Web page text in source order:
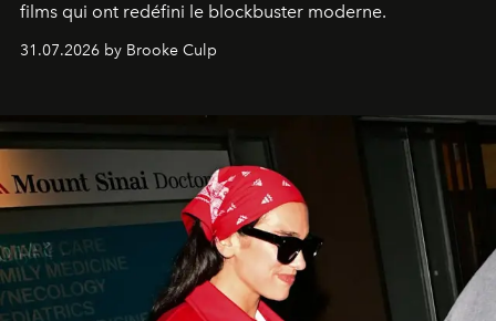
films qui ont redéfini le blockbuster moderne.
31.07.2026 by Brooke Culp